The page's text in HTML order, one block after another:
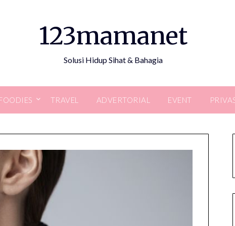
123mamanet
Solusi Hidup Sihat & Bahagia
TRAVEL ADVERTORIAL EVENT